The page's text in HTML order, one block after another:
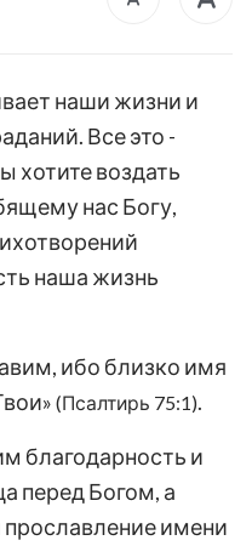
наши жизни и
Все это -
хотите воздать
нас Богу,
наша жизнь
ибо близко имя
(Псалтирь 75:1).
благодарность и
перед Богом, а
прославление имени